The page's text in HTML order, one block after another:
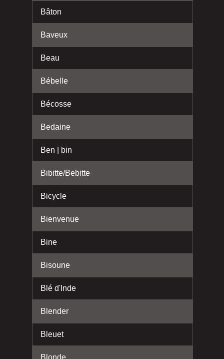
Bâton
Baveux
Beau
Bébelle
Bécosse
Bedaine
Ben | bin
Bibitte/Bebitte
Bicycle
Bienvenue
Bine
Bisoune
Blé d'Inde
Blender
Bleuet
Blonde